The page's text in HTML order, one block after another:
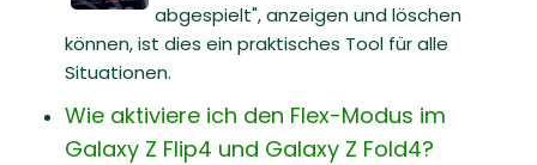
abgespielt", anzeigen und löschen
können, ist dies ein praktisches Tool für alle
Situationen.
Wie aktiviere ich den Flex-Modus im
Galaxy Z Flip4 und Galaxy Z Fold4?